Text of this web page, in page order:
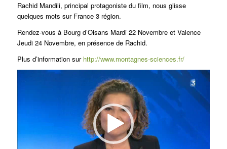
Rachid Mandili, principal protagoniste du film, nous glisse
quelques mots sur France 3 région.
Rendez-vous à Bourg d’Oisans Mardi 22 Novembre et Valence
Jeudi 24 Novembre, en présence de Rachid.
Plus d’information sur http://www.montagnes-sciences.fr/